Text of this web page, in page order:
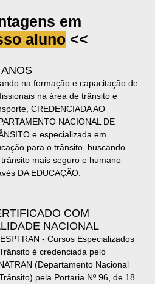
em
aluno <<
na formação e capacitação de
na área de trânsito e
CREDENCIADA AO
NACIONAL DE
e especializada em
para o trânsito, buscando
trânsito mais seguro e humano
DA EDUCAÇÃO.
COM
NACIONAL
- Cursos Especializados
é credenciada pelo
(Departamento Nacional
pela Portaria Nº 96, de 18